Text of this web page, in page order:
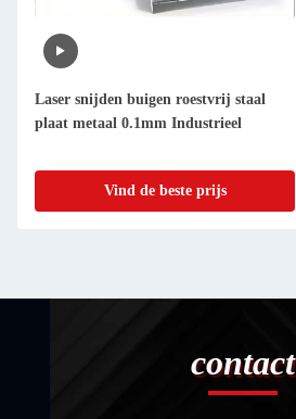
Laser snijden buigen roestvrij staal
plaat metaal 0.1mm Industrieel
Vind de beste prijs
contact